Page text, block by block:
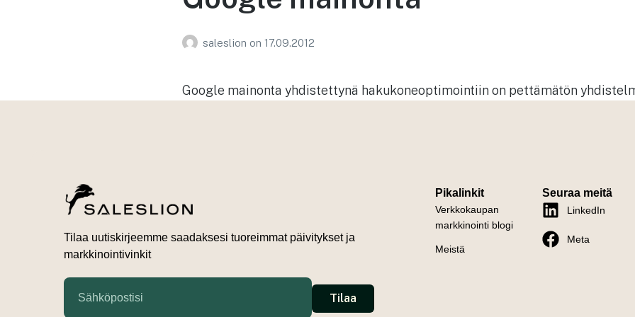
saleslion on 17.09.2012
Google mainonta yhdistettynä hakukoneoptimointiin on pettämätön
Tilaa uutiskirjeemme saadaksesi tuoreimmat päivitykset ja
markkinointivinkit
Pikalinkit
Verkkokaupan
markkinointi blogi
Meistä
Seuraa meitä
LinkedIn
Meta